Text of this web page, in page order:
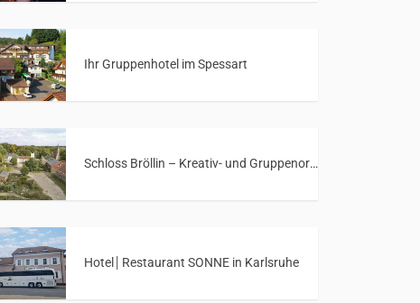
Ihr Gruppenhotel im Spessart
Schloss Bröllin – Kreativ- und Gruppenort in Mecklenburg-Vorpommern
Hotel│Restaurant SONNE in Karlsruhe